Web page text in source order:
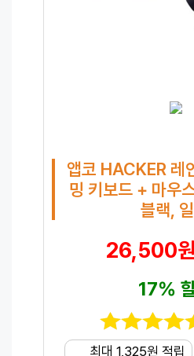
앱코 HACKER 레
밍 키보드 + 마우
블랙,
26,500
17%
최대 1,325원 적립